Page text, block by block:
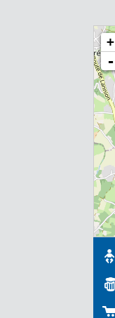
+
-